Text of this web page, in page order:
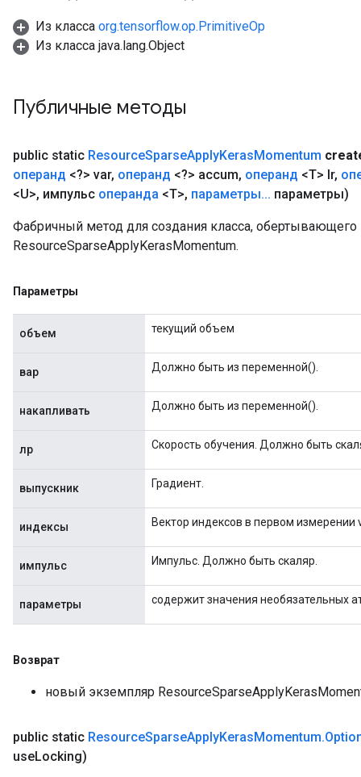
Из класса org.tensorflow.op.PrimitiveOp
Из класса java.lang.Object
Публичные методы
public static ResourceSparseApplyKerasMomentum
операнд <?> var, операнд <?> accum, операнд <T> lr,
<U>, импульс операнда <T>, параметры... параметры)
Фабричный метод для создания класса,
ResourceSparseApplyKerasMomentum.
Параметры
объем текущий объем
вар Должно быть из переменной().
накапливать Должно быть из переменной().
лр Скорость обучения. Должно быть
выпускник Градиент.
индексы Вектор индексов в первом измерении
импульс Импульс. Должно быть скаляр.
параметры содержит значения необязательных
Возврат
новый экземпляр
public static ResourceSparseApplyKerasMomentum.
useLocking)